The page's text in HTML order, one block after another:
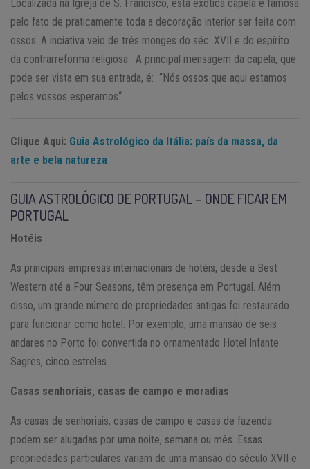
Localizada na Igreja de S. Francisco, esta exótica capela é famosa
pelo fato de praticamente toda a decoração interior ser feita com
ossos. A inciativa veio de três monges do séc. XVII e do espírito
da contrarreforma religiosa. A principal mensagem da capela, que
pode ser vista em sua entrada, é: “Nós ossos que aqui estamos
pelos vossos esperamos“.
Clique Aqui: Guia Astrológico da Itália: país da massa, da
arte e bela natureza
GUIA ASTROLÓGICO DE PORTUGAL – ONDE FICAR EM
PORTUGAL
Hotéis
As principais empresas internacionais de hotéis, desde a Best
Western até a Four Seasons, têm presença em Portugal. Além
disso, um grande número de propriedades antigas foi restaurado
para funcionar como hotel. Por exemplo, uma mansão de seis
andares no Porto foi convertida no ornamentado Hotel Infante
Sagres, cinco estrelas.
Casas senhoriais, casas de campo e moradias
As casas de senhoriais, casas de campo e casas de fazenda
podem ser alugadas por uma noite, semana ou mês. Essas
propriedades particulares variam de uma mansão do século XVII e